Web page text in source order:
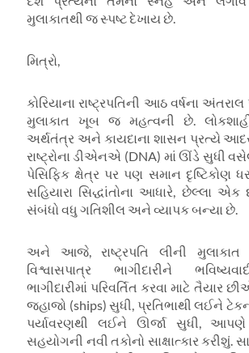
મુલાકાતથી જ સ્પષ્ટ દેખાય છે.
મિત્રો,
કોરિયાના રાષ્ટ્રપતિની આઠ વર્ષના
મુલાકાત ખૂબ જ મહત્વની છે.
અર્થતંત્ર અને કાયદાના શાસન પ્રત્યે
રાષ્ટ્રોના ડીએનએ (DNA) માં ઊંડે સુધી
પેસિફિક ક્ષેત્ર પર પણ સમાન દૃષ્ટિકોણ
સહિયારા સિદ્ધાંતોના આધારે, છેલ્લા એક
સંબંધો વધુ ગતિશીલ અને વ્યાપક બન્યા છે.
અને આજે,રાષ્ટ્રપતિ લીની
વિશ્વાસપાત્ર ભાગીદારીને
ભાગીદારીમાં પરિવર્તિત કરવા માટે તૈયાર
જહાજો (ships)સુધી, પ્રતિભાથી લઈને
પર્યાવરણથી લઈને ઊર્જા સુધી, આપણે
સહયોગની નવી તકોનો સાક્ષાત્કાર કરીશું.